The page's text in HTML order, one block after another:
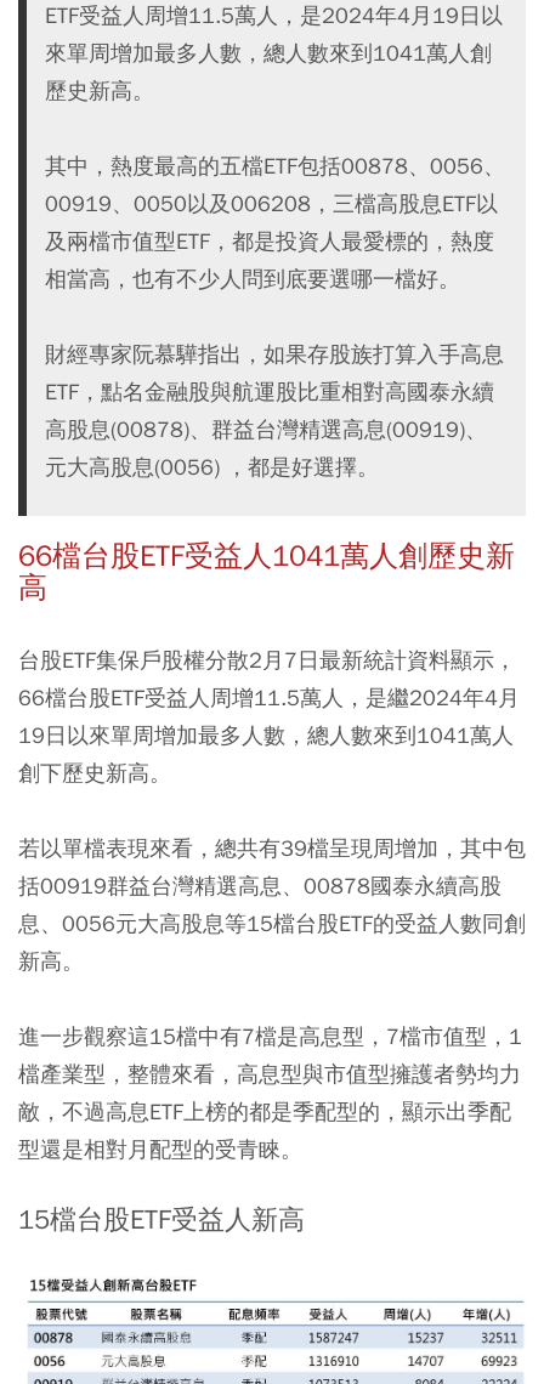
ETF受益人周增11.5萬人，是2024年4月19日以
來單周增加最多人數，總人數來到1041萬人創
歷史新高。
其中，熱度最高的五檔ETF包括00878、0056、
00919、0050以及006208，三檔高股息ETF以
及兩檔市值型ETF，都是投資人最愛標的，熱度
相當高，也有不少人問到底要選哪一檔好。
財經專家阮慕驊指出，如果存股族打算入手高息
ETF，點名金融股與航運股比重相對高國泰永續
高股息(00878)、群益台灣精選高息(00919)、
元大高股息(0056) ，都是好選擇。
66檔台股ETF受益人1041萬人創歷史新
高
台股ETF集保戶股權分散2月7日最新統計資料顯示，
66檔台股ETF受益人周增11.5萬人，是繼2024年4月
19日以來單周增加最多人數，總人數來到1041萬人
創下歷史新高。
若以單檔表現來看，總共有39檔呈現周增加，其中包
括00919群益台灣精選高息、00878國泰永續高股
息、0056元大高股息等15檔台股ETF的受益人數同創
新高。
進一步觀察這15檔中有7檔是高息型，7檔市值型，1
檔產業型，整體來看，高息型與市值型擁護者勢均力
敵，不過高息ETF上榜的都是季配型的，顯示出季配
型還是相對月配型的受青睞。
15檔台股ETF受益人新高